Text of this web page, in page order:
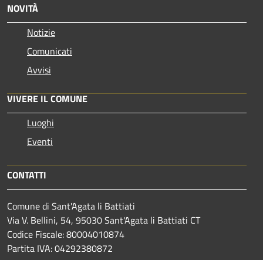
NOVITÀ
Notizie
Comunicati
Avvisi
VIVERE IL COMUNE
Luoghi
Eventi
CONTATTI
Comune di Sant'Agata li Battiati
Via V. Bellini, 54, 95030 Sant'Agata li Battiati CT
Codice Fiscale: 80004010874
Partita IVA: 04292380872